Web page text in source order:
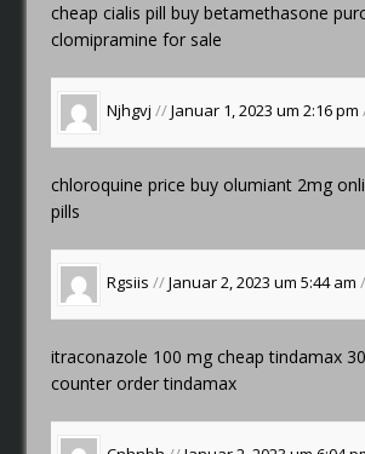
cheap cialis pillbuy betamethasone
clomipramine for sale
Njhgvj //Januar 1, 2023 um 2:16 pm
chloroquine pricebuy olumiant 2mg
pills
Rgsiis //Januar 2, 2023 um 5:44 am
itraconazole 100 mg cheaptindamax
counter order tindamax